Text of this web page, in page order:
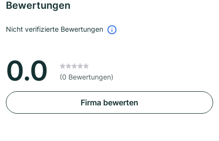
Bewertungen
Nicht verifizierte Bewertungen
0.0 (0 Bewertungen)
Firma bewerten